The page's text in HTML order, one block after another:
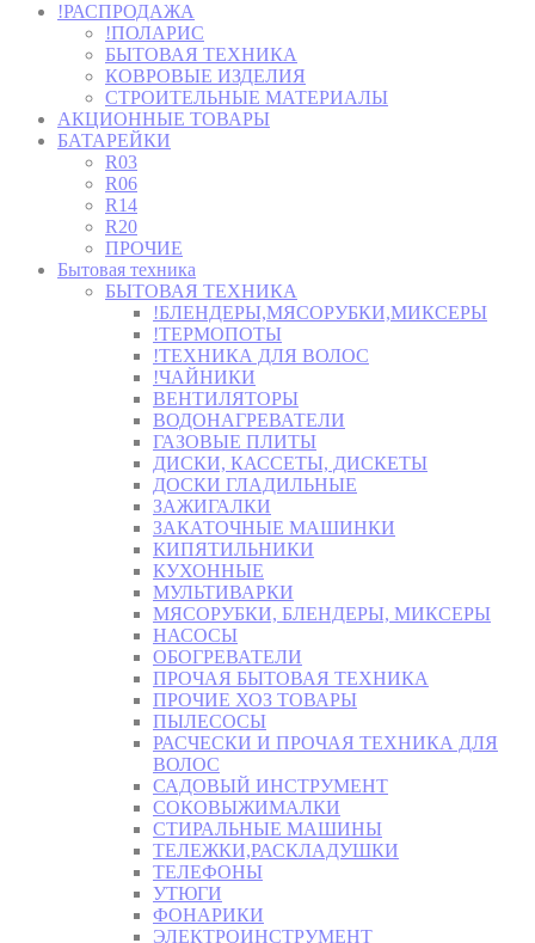
!РАСПРОДАЖА
!ПОЛАРИС
БЫТОВАЯ ТЕХНИКА
КОВРОВЫЕ ИЗДЕЛИЯ
СТРОИТЕЛЬНЫЕ МАТЕРИАЛЫ
АКЦИОННЫЕ ТОВАРЫ
БАТАРЕЙКИ
R03
R06
R14
R20
ПРОЧИЕ
Бытовая техника
БЫТОВАЯ ТЕХНИКА
!БЛЕНДЕРЫ,МЯСОРУБКИ,МИКСЕРЫ
!ТЕРМОПОТЫ
!ТЕХНИКА ДЛЯ ВОЛОС
!ЧАЙНИКИ
ВЕНТИЛЯТОРЫ
ВОДОНАГРЕВАТЕЛИ
ГАЗОВЫЕ ПЛИТЫ
ДИСКИ, КАССЕТЫ, ДИСКЕТЫ
ДОСКИ ГЛАДИЛЬНЫЕ
ЗАЖИГАЛКИ
ЗАКАТОЧНЫЕ МАШИНКИ
КИПЯТИЛЬНИКИ
КУХОННЫЕ
МУЛЬТИВАРКИ
МЯСОРУБКИ, БЛЕНДЕРЫ, МИКСЕРЫ
НАСОСЫ
ОБОГРЕВАТЕЛИ
ПРОЧАЯ БЫТОВАЯ ТЕХНИКА
ПРОЧИЕ ХОЗ ТОВАРЫ
ПЫЛЕСОСЫ
РАСЧЕСКИ И ПРОЧАЯ ТЕХНИКА ДЛЯ
ВОЛОС
САДОВЫЙ ИНСТРУМЕНТ
СОКОВЫЖИМАЛКИ
СТИРАЛЬНЫЕ МАШИНЫ
ТЕЛЕЖКИ,РАСКЛАДУШКИ
ТЕЛЕФОНЫ
УТЮГИ
ФОНАРИКИ
ЭЛЕКТРОИНСТРУМЕНТ